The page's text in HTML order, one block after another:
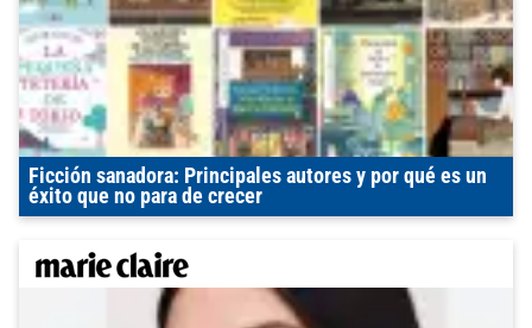
Ficción sanadora: Principales autores y por qué es un
éxito que no para de crecer